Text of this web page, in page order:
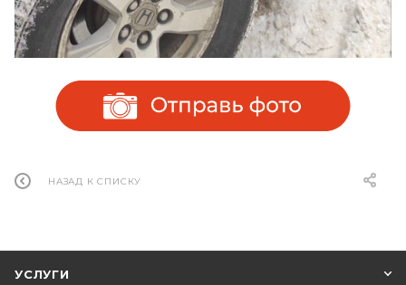
НАЗАД К СПИСКУ
УСЛУГИ